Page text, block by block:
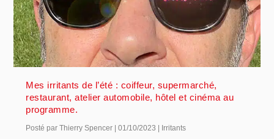
Mes irritants de l’été : coiffeur, supermarché,
restaurant, atelier automobile, hôtel et cinéma au
programme.
Posté parThierry Spencer |01/10/2023 | Irritants